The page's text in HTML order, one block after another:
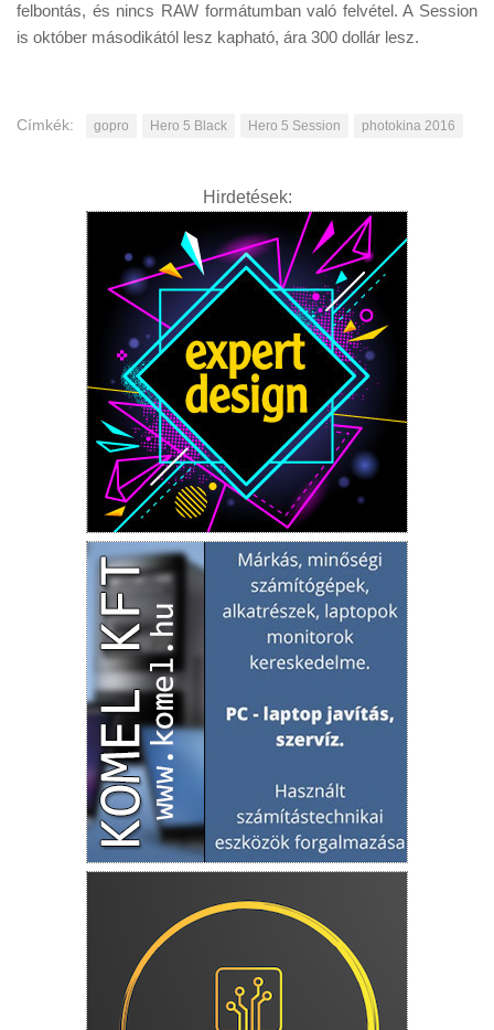
felbontás, és nincs RAW formátumban való felvétel. A Session
is október másodikától lesz kapható, ára 300 dollár lesz.
Címkék: gopro Hero 5 Black Hero 5 Session photokina 2016
Hirdetések: